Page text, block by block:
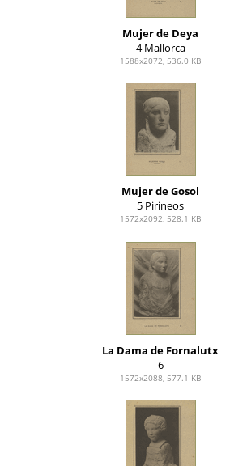
Mujer de Deya
4 Mallorca
1588x2072, 536.0 KB
Mujer de Gosol
5 Pirineos
1572x2092, 528.1 KB
La Dama de Fornalutx
6
1572x2088, 577.1 KB